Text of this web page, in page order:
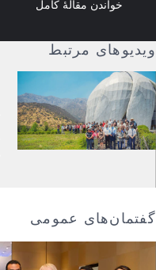
خواندن مقالهٔ کامل
ویدیوهای مرتبط
گفتمان‌های عمومی